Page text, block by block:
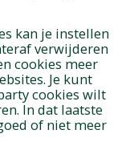
kan je instellen
verwijderen
cookies meer
Je kunt
cookies wilt
In dat laatste
of niet meer